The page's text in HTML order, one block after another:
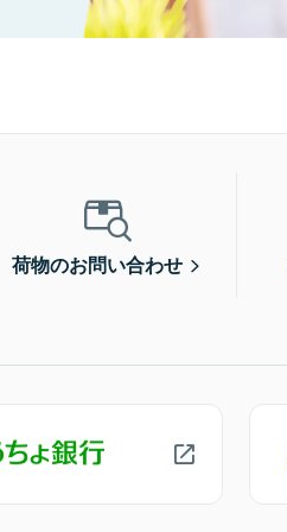
荷物のお問い合わせ